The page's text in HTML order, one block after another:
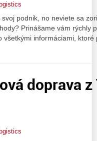
podnik, no neviete sa
Prinášame vám rýchly
všetkými informáciami, ktoré
doprava z